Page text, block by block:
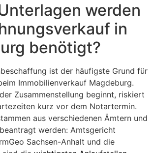
werden
in
benötigt?
ist der häufigste Grund für
Immobilienverkauf Magdeburg.
Zusammenstellung beginnt, riskiert
kurz vor dem Notartermin.
aus verschiedenen Ämtern und
werden: Amtsgericht
Sachsen-Anhalt und die